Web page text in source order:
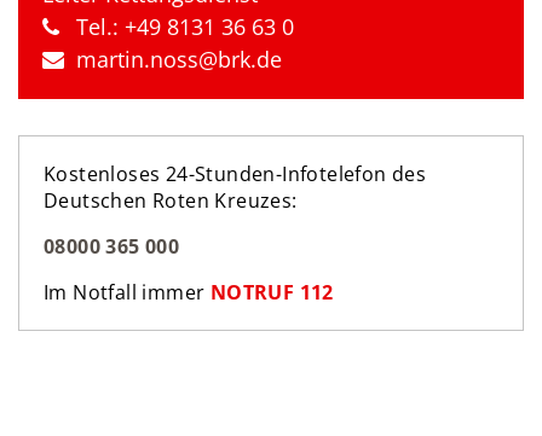
Tel.: +49 8131 36 63 0
martin.​noss​@brk.​de
Kostenloses 24-Stunden-Infotelefon des
Deutschen Roten Kreuzes:
08000 365 000
Im Notfall immer NOTRUF 112